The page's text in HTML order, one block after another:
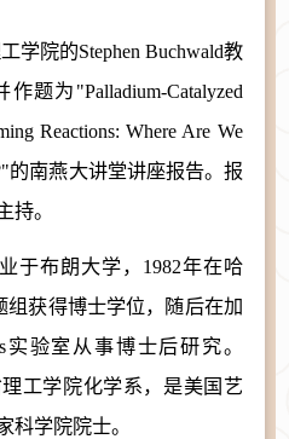
学院的Stephen Buchwald教
题为"Palladium-Catalyzed
Reactions: Where Are We
的南燕大讲堂讲座报告。报
持。
于布朗大学，1982年在哈
组获得博士学位，随后在加
实验室从事博士后研究。
工学院化学系，是美国艺
科学院院士。